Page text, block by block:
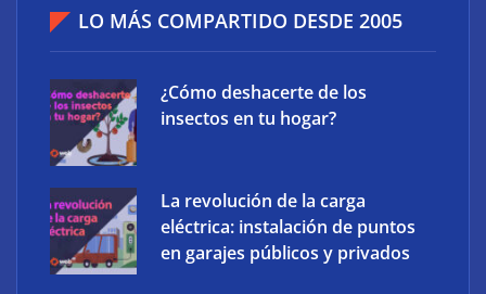
LO MÁS COMPARTIDO DESDE 2005
¿Cómo deshacerte de los
insectos en tu hogar?
La revolución de la carga
eléctrica: instalación de puntos
en garajes públicos y privados